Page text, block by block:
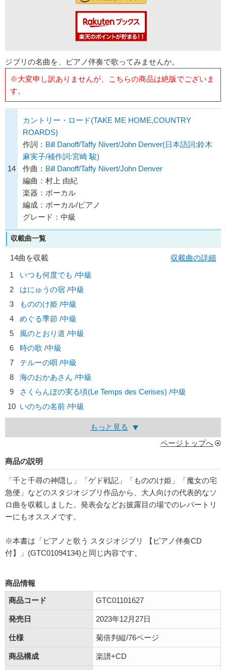
ジブリの名曲を、ピアノ伴奏で歌ってみませんか。
※大変申し訳ありませんが、こちらの商品は絶版でございま
す。
14
カントリー・ロード(TAKE ME HOME,COUNTRY
ROARDS)
作詞： Bill Danoff/Taffy Nivert/John Denver(日本語詞:鈴木
麻実子/補作詞:宮崎 駿)
作曲： Bill Danoff/Taffy Nivert/John Denver
編曲：村上 由紀
楽器：ボーカル
編成：ボーカル/ピアノ
グレード：中級
収載曲一覧
14曲を収載
収載曲の詳細
1
いつも何度でも /中級
2
はにゅうの宿 /中級
3
もののけ姫 /中級
4
めぐる季節 /中級
5
風のとおり道 /中級
6
時の歌 /中級
7
テルーの唄 /中級
8
海のおかあさん /中級
9
さくらんぼの実る頃(Le Temps des Cerises) /中級
10 いのちの名前 /中級
もっと見る
ページトップへ
商品の説明
「千と千尋の神隠し」「ゲド戦記」「もののけ姫」「魔女の宅
急便」などのスタジオジブリ作品から、大人向けの代表的なソ
ロ曲を収載しました。発表会などお披露目の場でのレパートリ
ーにもオススメです。
※本書は「ピアノと歌う スタジオジブリ 【ピアノ伴奏CD
付】」(GTC01094134)と同じ内容です。
商品情報
商品コード
GTC01101627
発売日 2023年12月27日
仕様 菊倍判縦/76ページ
商品構成 楽譜+CD